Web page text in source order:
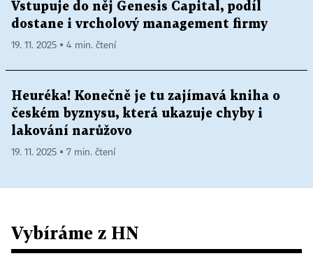
Vstupuje do něj Genesis Capital, podíl
dostane i vrcholový management firmy
19. 11. 2025 ▪ 4 min. čtení
Heuréka! Konečně je tu zajímavá kniha o
českém byznysu, která ukazuje chyby i
lakování narůžovo
19. 11. 2025 ▪ 7 min. čtení
Vybíráme z HN